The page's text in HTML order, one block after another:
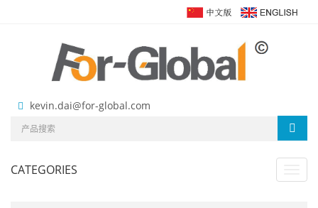
kevin.dai@for-global.com
CATEGORIES